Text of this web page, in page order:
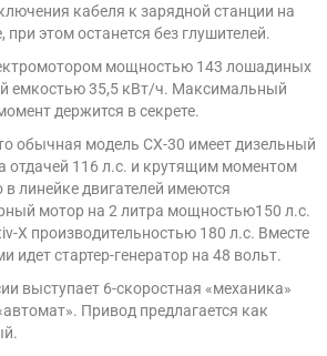
кабеля к зарядной станции на
этом останется без глушителей.
мощностью 143 лошадиных
емкостью 35,5 кВт/ч. Максимальный
держится в секрете.
обычная модель CX-30 имеет дизельный
отдачей 116 л.с. и крутящим моментом
линейке двигателей имеются
мотор на 2 литра мощностью150 л.с.
X производительностью 180 л.с. Вместе
идет стартер-генератор на 48 вольт.
выступает 6-скоростная «механика»
Привод предлагается как